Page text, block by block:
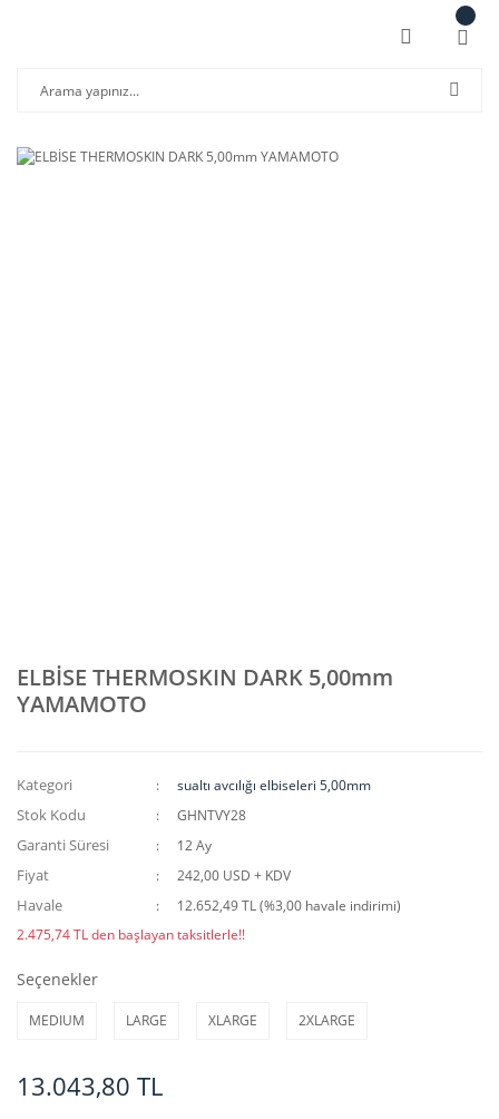
ELBİSE THERMOSKIN DARK 5,00mm
YAMAMOTO
Kategori sualtı avcılığı elbiseleri 5,00mm
Stok Kodu GHNTVY28
Garanti Süresi 12 Ay
Fiyat 242,00 USD + KDV
Havale
12.652,49 TL (%3,00 havale indirimi)
2.475,74 TL den başlayan taksitlerle!!
Seçenekler
MEDIUM LARGE XLARGE 2XLARGE
13.043,80 TL